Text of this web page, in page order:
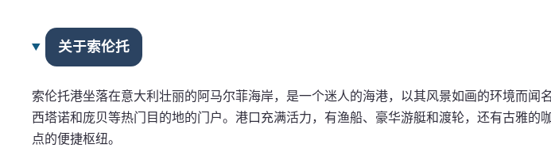
关于索伦托
索伦托港坐落在意大利壮丽的阿马尔菲海岸，是一个迷人的海港，以其风景如画的环境而
西塔诺和庞贝等热门目的地的门户。港口充满活力，有渔船、豪华游艇和渡轮，还有古雅
点的便捷枢纽。